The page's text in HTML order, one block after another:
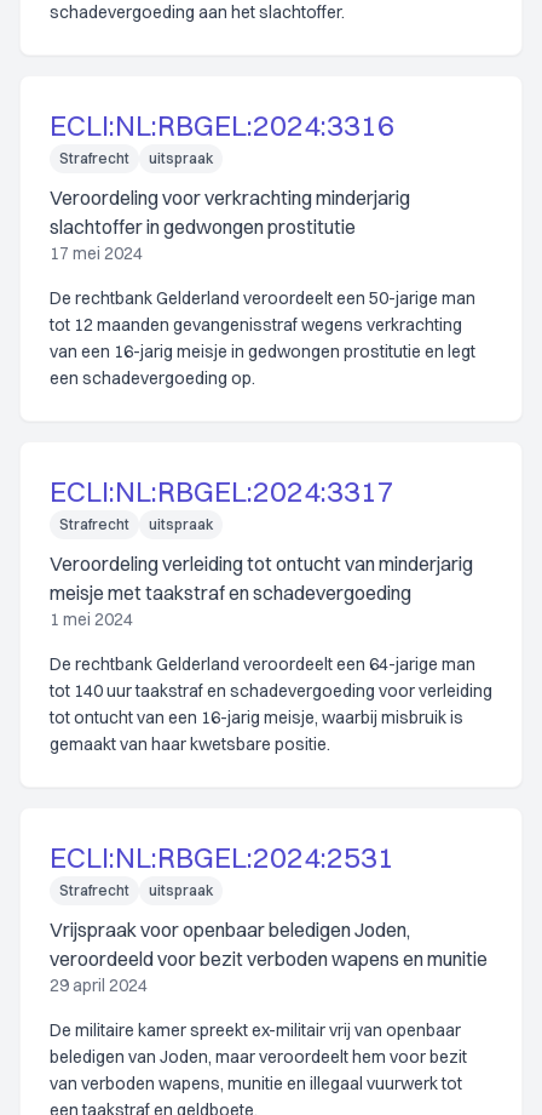
schadevergoeding aan het slachtoffer.
ECLI:NL:RBGEL:2024:3316
Strafrecht uitspraak
Veroordeling voor verkrachting minderjarig
slachtoffer in gedwongen prostitutie
17 mei 2024
De rechtbank Gelderland veroordeelt een 50-jarige man
tot 12 maanden gevangenisstraf wegens verkrachting
van een 16-jarig meisje in gedwongen prostitutie en legt
een schadevergoeding op.
ECLI:NL:RBGEL:2024:3317
Strafrecht uitspraak
Veroordeling verleiding tot ontucht van minderjarig
meisje met taakstraf en schadevergoeding
1 mei 2024
De rechtbank Gelderland veroordeelt een 64-jarige man
tot 140 uur taakstraf en schadevergoeding voor verleiding
tot ontucht van een 16-jarig meisje, waarbij misbruik is
gemaakt van haar kwetsbare positie.
ECLI:NL:RBGEL:2024:2531
Strafrecht uitspraak
Vrijspraak voor openbaar beledigen Joden,
veroordeeld voor bezit verboden wapens en munitie
29 april 2024
De militaire kamer spreekt ex-militair vrij van openbaar
beledigen van Joden, maar veroordeelt hem voor bezit
van verboden wapens, munitie en illegaal vuurwerk tot
een taakstraf en geldboete.